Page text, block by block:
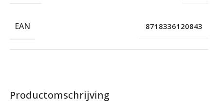
Productomschrijving
EAN 8718336120843